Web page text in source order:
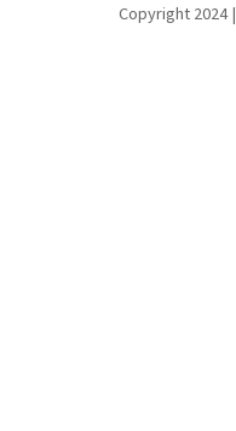
Copyright 2024 |